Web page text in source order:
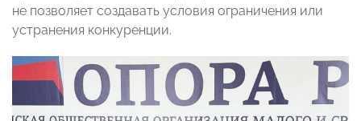
не позволяет создавать условия ограничения или
устранения конкуренции.